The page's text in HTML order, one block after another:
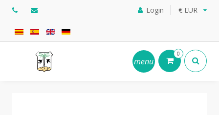
Login € EUR
menu
0